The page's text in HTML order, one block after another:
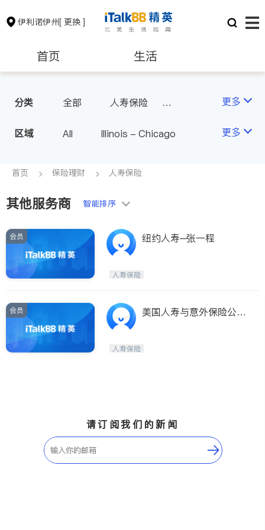
伊利诺伊州[ 更换 ]
首页 生活
保险理财 房地产租售
银行贷款 会计师
建筑装修
非盈利组织
分类 全部
人寿保险
更多
区域 All Illinois - Chicago 更多
首页 保险理财 人寿保险
其他服务商 智能排序
会员 纽约人寿─张一程
人寿保险
会员
美国人寿与意外保险公司
人寿保险
请订阅我们的新闻